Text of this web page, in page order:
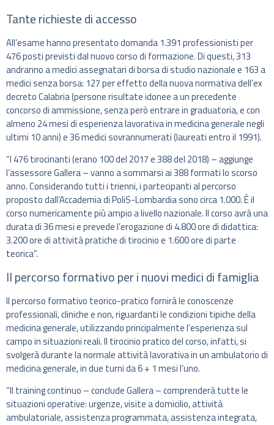
Tante richieste di accesso
All’esame hanno presentato domanda 1.391 professionisti per
476 posti previsti dal nuovo corso di formazione. Di questi, 313
andranno a medici assegnatari di borsa di studio nazionale e 163 a
medici senza borsa: 127 per effetto della nuova normativa dell’ex
decreto Calabria (persone risultate idonee a un precedente
concorso di ammissione, senza però entrare in graduatoria, e con
almeno 24 mesi di esperienza lavorativa in medicina generale negli
ultimi 10 anni) e 36 medici sovrannumerati (laureati entro il 1991).
“I 476 tirocinanti (erano 100 del 2017 e 388 del 2018) – aggiunge
l’assessore Gallera – vanno a sommarsi ai 388 formati lo scorso
anno. Considerando tutti i trienni, i partecipanti al percorso
proposto dall’Accademia di PoliS-Lombardia sono circa 1.000. È il
corso numericamente più ampio a livello nazionale. Il corso avrà una
durata di 36 mesi e prevede l’erogazione di 4.800 ore di didattica:
3.200 ore di attività pratiche di tirocinio e 1.600 ore di parte
teorica”.
Il percorso formativo per i nuovi medici di famiglia
Il percorso formativo teorico-pratico fornirà le conoscenze
professionali, cliniche e non, riguardanti le condizioni tipiche della
medicina generale, utilizzando principalmente l’esperienza sul
campo in situazioni reali. Il tirocinio pratico del corso, infatti, si
svolgerà durante la normale attività lavorativa in un ambulatorio di
medicina generale, in due turni da 6 + 1 mesi l’uno.
“Il training continuo – conclude Gallera – comprenderà tutte le
situazioni operative: urgenze, visite a domicilio, attività
ambulatoriale, assistenza programmata, assistenza integrata,